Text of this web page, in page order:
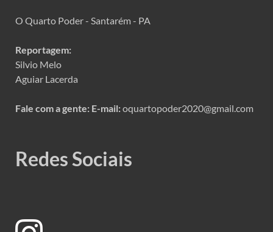
O Quarto Poder - Santarém - PA
Reportagem:
Silvio Melo
Aguiar Lacerda
Fale com a gente: E-mail:oquartopoder2020@gmail.com
Redes Sociais